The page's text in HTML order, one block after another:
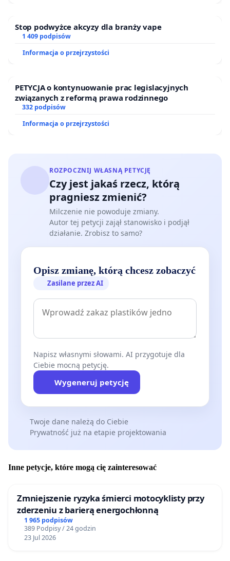
Stop podwyżce akcyzy dla branży vape
1 409 podpisów
Informacja o przejrzystości
PETYCJA o kontynuowanie prac legislacyjnych
związanych z reformą prawa rodzinnego
332 podpisów
Informacja o przejrzystości
ROZPOCZNIJ WŁASNĄ PETYCJĘ
Czy jest jakaś rzecz, którą
pragniesz zmienić?
Milczenie nie powoduje zmiany.
Autor tej petycji zajął stanowisko i podjął
działanie. Zrobisz to samo?
Opisz zmianę, którą chcesz zobaczyć
Zasilane przez AI
Napisz własnymi słowami. AI przygotuje dla
Ciebie mocną petycję.
Wygeneruj petycję
Twoje dane należą do Ciebie
Prywatność już na etapie projektowania
Inne petycje, które mogą cię zainteresować
Zmniejszenie ryzyka śmierci motocyklisty przy
zderzeniu z barierą energochłonną
1 965 podpisów
389 Podpisy / 24 godzin
23 Jul 2026